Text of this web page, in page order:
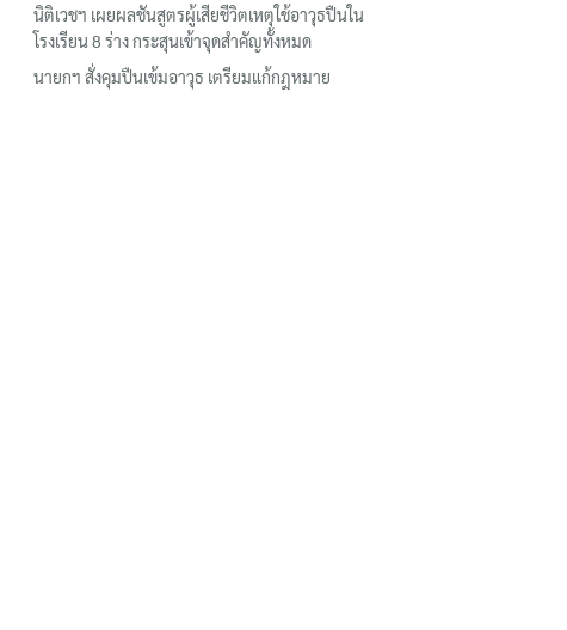
นิติเวชฯ เผยผลชันสูตรผู้เสียชีวิตเหตุใช้อาวุธปืนใน
โรงเรียน 8 ร่าง กระสุนเข้าจุดสำคัญทั้งหมด
นายกฯ สั่งคุมปืนเข้มอาวุธ เตรียมแก้กฎหมาย